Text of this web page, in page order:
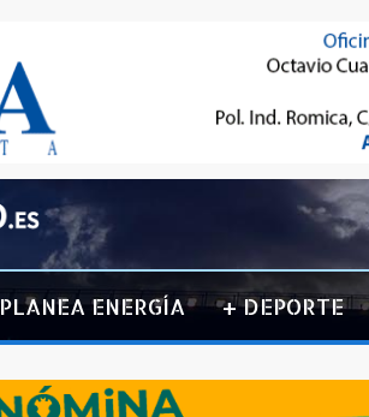
PLANEA ENERGÍA + DEPORTE